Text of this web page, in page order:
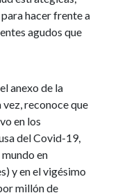
hacer frente a
agudos que
anexo de la
vez, reconoce que
en los
del Covid-19,
en
y en el vigésimo
millón de